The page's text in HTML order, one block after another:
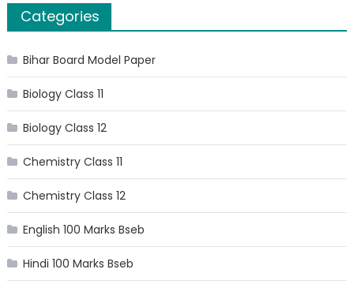
Categories
Bihar Board Model Paper
Biology Class 11
Biology Class 12
Chemistry Class 11
Chemistry Class 12
English 100 Marks Bseb
Hindi 100 Marks Bseb